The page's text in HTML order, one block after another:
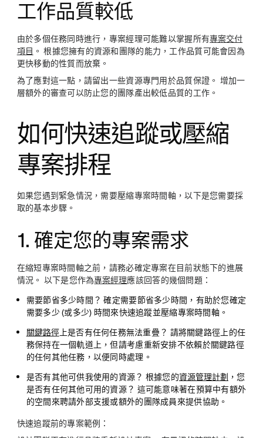
工作品質較低
由於多個任務同時進行，專案經理可能難以掌握所有專案交付
項目 。 根據您擁有的資源和團隊的能力，工作品質可能會因為
更快移動的性質而放棄。
為了應對這一點，請留出一些資源專門用於品質保證。 增加一
層額外的審查可以防止您的團隊產出較低品質的工作。
如何快速追蹤或壓縮
專案排程
如果您遇到緊急情況，需要壓縮專案時間軸，以下是您需要採
取的基本步驟。
1. 確定您的專案需求
在縮短專案時間軸之前，請務必確定專案在目前狀態下的進展
情況。 以下是您作為專案經理應該回答的幾個問題：
需要節省多少時間？ 確定需要節省多少時間，有助於您確定
需要多少 (或多少) 時間來快速追蹤並壓縮專案時間軸。
關鍵路徑上是否有任何任務無法重疊？ 請將關鍵路徑上的任
務保持在一個軌道上，但請考慮重新安排不依賴於關鍵路徑
的任何其他任務，以便同時處理。
是否有其他可供我使用的資源？ 根據您的資源管理計劃 ，您
是否有任何其他可用的資源？ 這可能意味著在預算中有額外
的空間來聘請外部支援或額外的團隊成員來提供協助。
快速追蹤前的專案範例：